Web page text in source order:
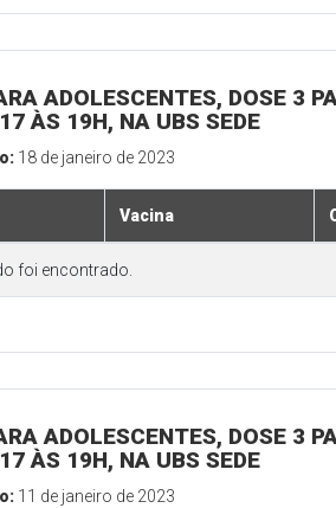
ADOLESCENTES, DOSE 3
ÀS 19H, NA UBS SEDE
18 de janeiro de 2023
Vacina
foi encontrado.
ADOLESCENTES, DOSE 3
ÀS 19H, NA UBS SEDE
11 de janeiro de 2023